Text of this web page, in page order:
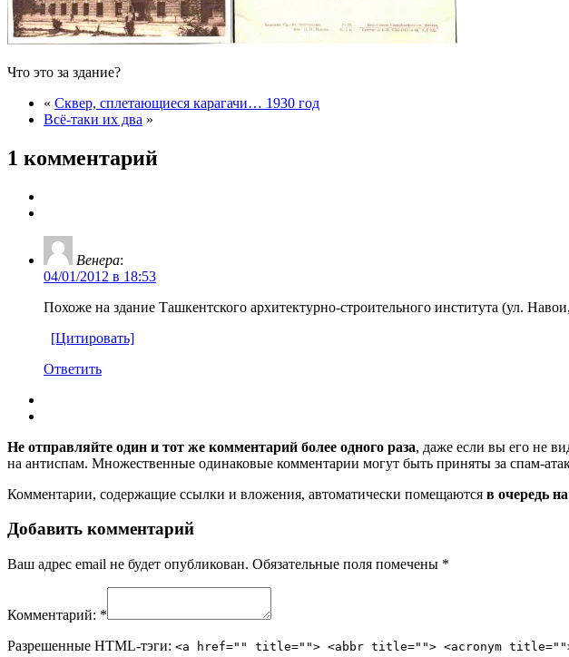
Что это за здание?
« Сквер, сплетающиеся карагачи… 1930 год
Всё-таки их два »
1 комментарий
Венера:
04/01/2012 в 18:53
Похоже на здание Ташкентского архитектурно-строительного института (ул.
[Цитировать]
Ответить
Не отправляйте один и тот же комментарий более одного раза, даже если вы его не
на антиспам. Множественные одинаковые комментарии могут быть приняты за спам-
Комментарии, содержащие ссылки и вложения, автоматически помещаются в очередь
Добавить комментарий
Ваш адрес email не будет опубликован. Обязательные поля помечены *
Комментарий: *
Разрешенные HTML-тэги: <a href="" title=""> <abbr title=""> <acronym title="">